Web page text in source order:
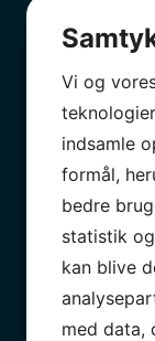
på egen
den
ikke skal
Wantzin
til
bedst
Vi og
indsamle
formål,
bedre
statistik
kan blive
med data,